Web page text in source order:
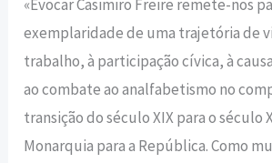
«Evocar Casimiro Freire remete-nos
exemplaridade de uma trajetória de
trabalho, à participação cívica, à
ao combate ao analfabetismo no
transição do século XIX para o século
Monarquia para a República. Como